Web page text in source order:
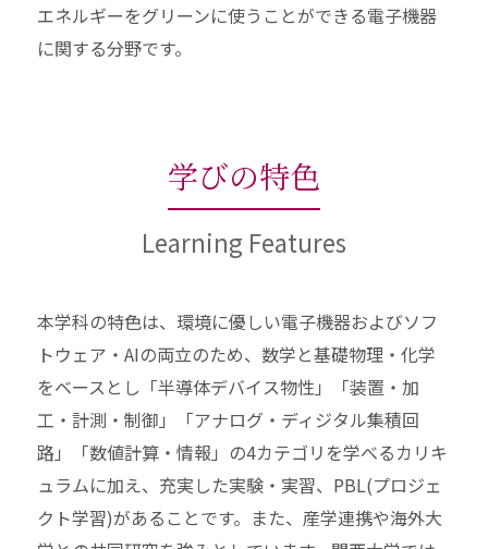
エネルギーをグリーンに使うことができる電子機器
に関する分野です。
学びの特色
Learning Features
本学科の特色は、環境に優しい電子機器およびソフ
トウェア・AIの両立のため、数学と基礎物理・化学
をベースとし「半導体デバイス物性」「装置・加
工・計測・制御」「アナログ・ディジタル集積回
路」「数値計算・情報」の4カテゴリを学べるカリキ
ュラムに加え、充実した実験・実習、PBL(プロジェ
クト学習)があることです。また、産学連携や海外大